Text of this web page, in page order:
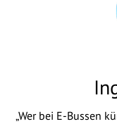
„Wer bei E-Bussen